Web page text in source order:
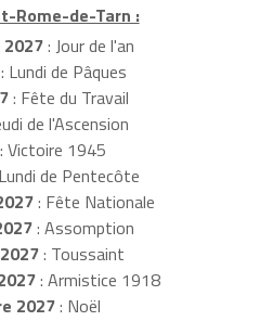
Rome-de-Tarn :
: Jour de l'an
: Lundi de Pâques
: Fête du Travail
de l'Ascension
: Victoire 1945
de Pentecôte
: Fête Nationale
: Assomption
: Toussaint
: Armistice 1918
2027: Noël